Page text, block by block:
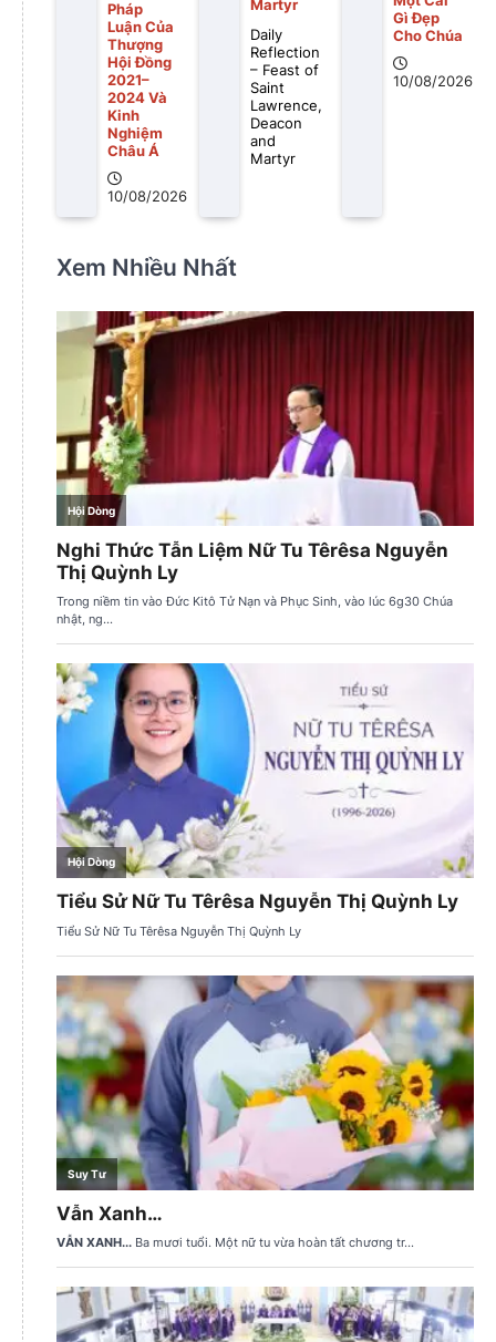
Pháp
Luận Của
Thượng
Hội Đồng
2021–
2024 Và
Kinh
Nghiệm
Châu Á
10/08/2026
Martyr
Daily
Reflection
– Feast of
Saint
Lawrence,
Deacon
and
Martyr
Gì Ðẹp
Cho Chúa
10/08/2026
Xem Nhiều Nhất